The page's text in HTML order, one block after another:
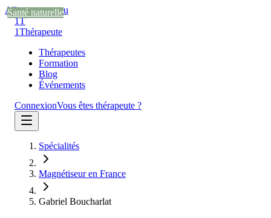
Aller au contenu
1T
1Thérapeute
Thérapeutes
Formation
Blog
Événements
ConnexionVous êtes thérapeute ?
Spécialités
Magnétiseur en France
Gabriel Boucharlat
Santé naturelle
Santé naturelle
Santé naturelle